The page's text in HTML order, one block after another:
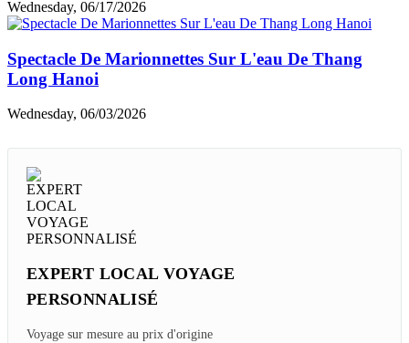
Wednesday, 06/17/2026
Spectacle De Marionnettes Sur L'eau De Thang
Long Hanoi
Wednesday, 06/03/2026
EXPERT LOCAL VOYAGE
PERSONNALISÉ
Voyage sur mesure au prix d'origine